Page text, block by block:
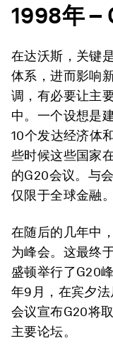
1998年–
在达沃斯，关键
体系，进而影响
调，有必要让主
中。一个设想是
10个发达经济体
些时候这些国家
的G20会议。与
仅限于全球金融。
在随后的几年中
为峰会。这最终
盛顿举行了G20
年9月，在宾夕
会议宣布G20将
主要论坛。